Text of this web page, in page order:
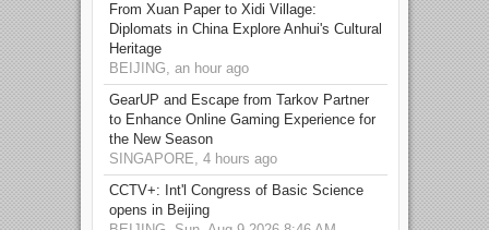
From Xuan Paper to Xidi Village:
Diplomats in China Explore Anhui's Cultural
Heritage
BEIJING, an hour ago
GearUP and Escape from Tarkov Partner
to Enhance Online Gaming Experience for
the New Season
SINGAPORE, 4 hours ago
CCTV+: Int'l Congress of Basic Science
opens in Beijing